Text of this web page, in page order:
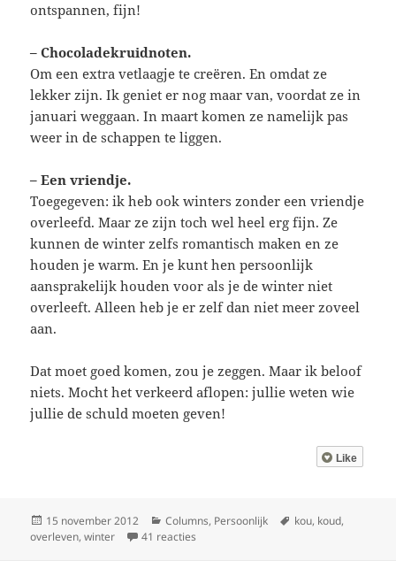
ontspannen, fijn!
– Chocoladekruidnoten.
Om een extra vetlaagje te creëren. En omdat ze
lekker zijn. Ik geniet er nog maar van, voordat ze in
januari weggaan. In maart komen ze namelijk pas
weer in de schappen te liggen.
– Een vriendje.
Toegegeven: ik heb ook winters zonder een vriendje
overleefd. Maar ze zijn toch wel heel erg fijn. Ze
kunnen de winter zelfs romantisch maken en ze
houden je warm. En je kunt hen persoonlijk
aansprakelijk houden voor als je de winter niet
overleeft. Alleen heb je er zelf dan niet meer zoveel
aan.
Dat moet goed komen, zou je zeggen. Maar ik beloof
niets. Mocht het verkeerd aflopen: jullie weten wie
jullie de schuld moeten geven!
Like
Geplaatst
op
15 november 2012 Categorieën
Columns, Persoonlijk Tags
kou, koud,
overleven,winter 41 reacties